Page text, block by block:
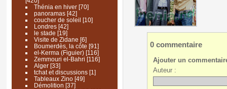
Thénia en hiver[70]
panoramas[42]
coucher de soleil [10]
Londres[42]
le stade [19]
Visite de Zidane [6]
Boumerdès, la côte [91]
el-Kerma (Figuier)[116]
Zemmouri el-Bahri [116]
Alger[33]
tchat et discussions[1]
Tableaux Zino[49]
Démolition [37]
0 commentaire
Ajouter un
Auteur :